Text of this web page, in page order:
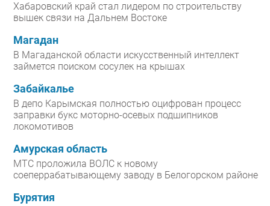
Хабаровский край стал лидером по строительству
вышек связи на Дальнем Востоке
Магадан
В Магаданской области искусственный интеллект
займется поиском сосулек на крышах
Забайкалье
В депо Карымская полностью оцифрован процесс
заправки букс моторно-осевых подшипников
локомотивов
Амурская область
МТС проложила ВОЛС к новому
соеперрабатывающему заводу в Белогорском районе
Бурятия